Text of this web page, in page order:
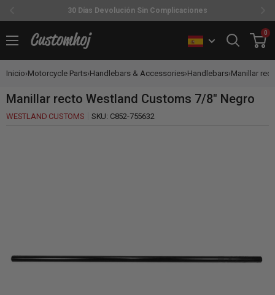
30 Días Devolución Sin Complicaciones
directamente
al
contenido
Customhoj
0
Inicio›Motorcycle Parts›Handlebars & Accessories›Handlebars›Manillar
Manillar recto Westland Customs 7/8" Negro
WESTLAND CUSTOMS SKU: C852-755632